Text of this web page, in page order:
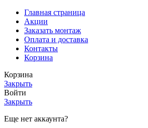
Главная страница
Акции
Заказать монтаж
Оплата и доставка
Контакты
Корзина
Корзина
Закрыть
Войти
Закрыть
Еще нет аккаунта?